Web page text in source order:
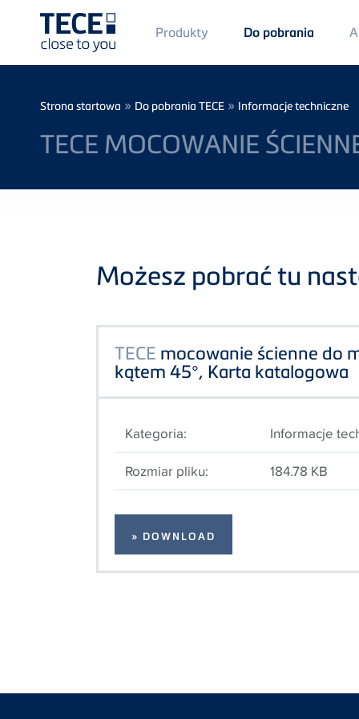
Main
Menü
1
Produkty Do pobrania
Breadcrumb
Strona startowa » Do pobrania TECE » Informacje techniczne
TECE MOCOWANIE
Możesz pobrać tu
TECE mocowanie ścienne do
kątem 45°, Karta katalogowa
Kategoria:
Informacje
Rozmiar pliku:
184.78 KB
» DOWNLOAD